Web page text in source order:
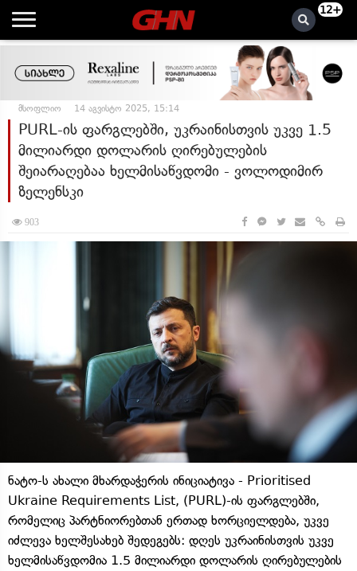
12+
მსოფლიო 14 აგვისტო 2025, 15:14
PURL-ის ფარგლებში, უკრაინისთვის უკვე 1.5
მილიარდი დოლარის ღირებულების
შეიარაღებაა ხელმისაწვდომი - ვოლოდიმირ
ზელენსკი
903
ნატო-ს ახალი მხარდაჭერის ინიციატივა - Prioritised
Ukraine Requirements List, (PURL)-ის ფარგლებში,
რომელიც პარტნიორებთან ერთად ხორციელდება, უკვე
იძლევა ხელშესახებ შედეგებს: დღეს უკრაინისთვის უკვე
ხელმისაწვდომია 1.5 მილიარდი დოლარის ღირებულების